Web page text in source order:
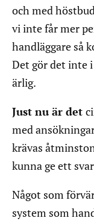
och med
vi inte får mer
handläggare så
Det gör det inte
ärlig.
Just nu är det
med
krävas
kunna ge ett
Något som
system som